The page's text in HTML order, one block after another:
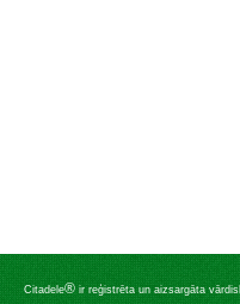
Citadele® ir reģistrēta un aizsargāta